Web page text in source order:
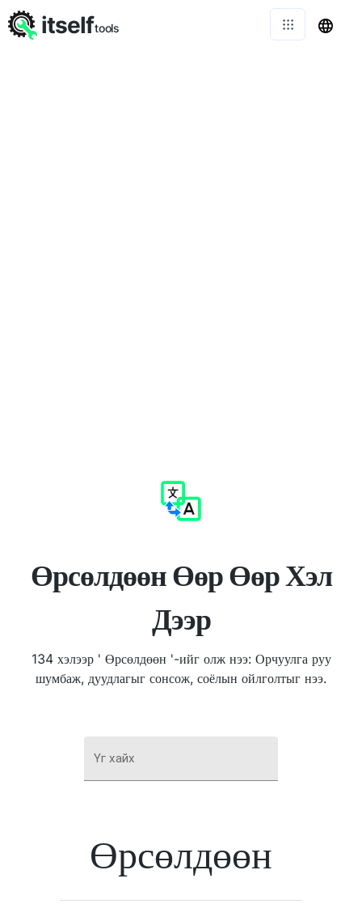
Өрсөлдөөн Өөр Өөр Хэл
Дээр
134 хэлээр ' Өрсөлдөөн '-ийг олж нээ: Орчуулга руу
шумбаж, дуудлагыг сонсож, соёлын ойлголтыг нээ.
Үг хайх
Өрсөлдөөн
itselftools